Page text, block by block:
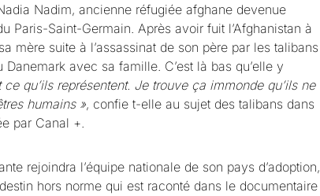
Nadim, ancienne réfugiée afghane devenue
Paris-Saint-Germain. Après avoir fuit l’Afghanistan à
mère suite à l’assassinat de son père par les talibans
avec sa famille. C’est là bas qu’elle y
ce qu’ils représentent. Je trouve ça immonde qu’ils ne
humains », confie t-elle au sujet des talibans dans
par Canal +.
rejoindra l’équipe nationale de son pays d’adoption,
hors norme qui est raconté dans le documentaire